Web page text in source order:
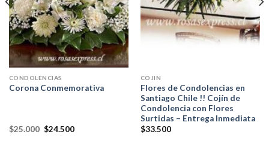
CONDOLENCIAS
Corona Conmemorativa
$25.000 $24.500
COJIN
Flores de Condolencias en
Santiago Chile !! Cojín de
Condolencia con Flores
Surtidas – Entrega Inmediata
$33.500